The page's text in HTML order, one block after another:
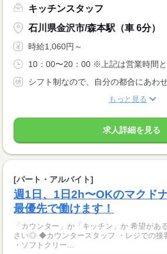
キッチンスタッフ
石川県金沢市/森本駅（車 6分）
時給1,060円～
10：00〜20：00 ※上記は営業時間と
シフト制なので、自分の都合にあわせ
もっと見る
求人詳細を見る
[パート・アルバイト]
週1日、1日2h〜OKのマクド
最優先で働けます！
「カウンター」か「キッチン」か 希望があ
さい◎ ◆カウンタースタッフ ・レジでの接客、注文 ・ドリンク作り
・ソフトクリー...